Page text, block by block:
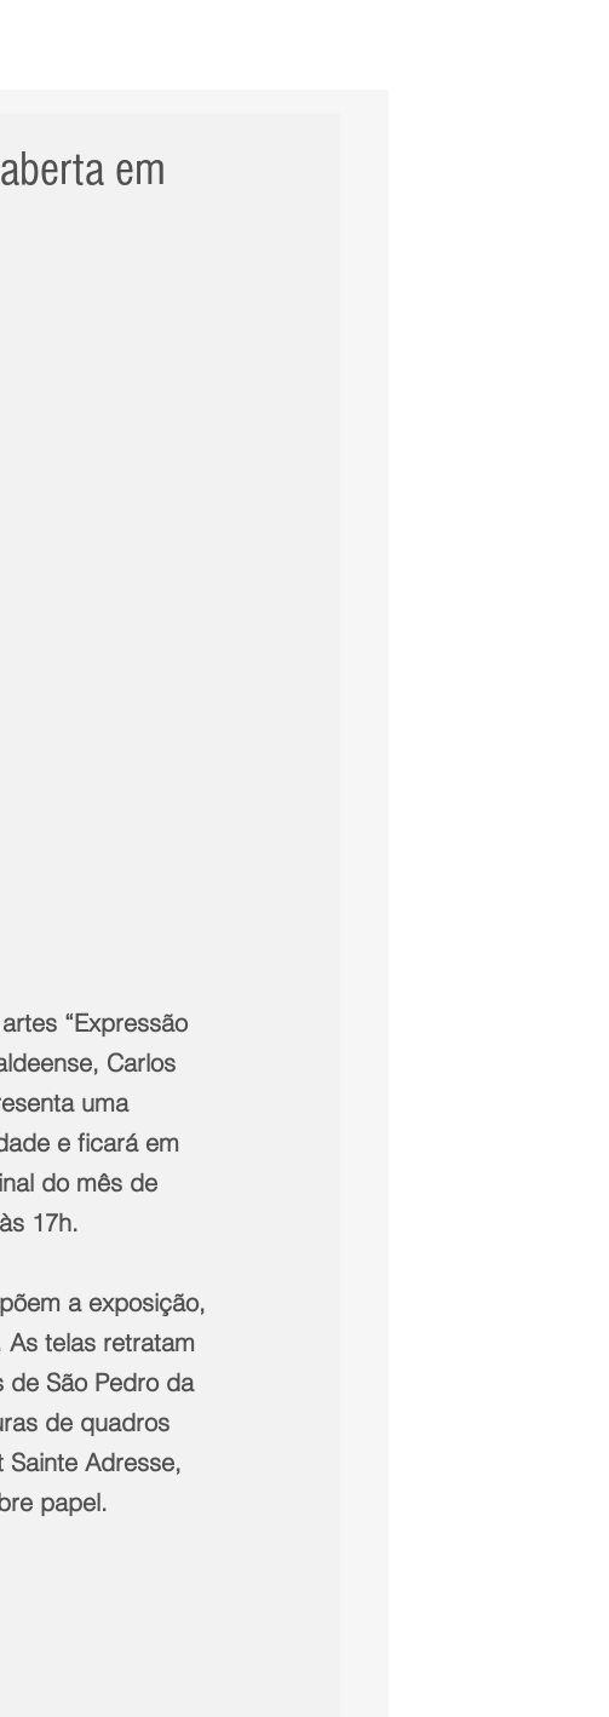
em
“Expressão
Carlos
uma
e ficará em
do mês de
17h.
a exposição,
As telas retratam
de São Pedro da
de quadros
Adresse,
papel.